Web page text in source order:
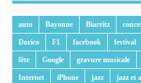
auto Bayonne Biarritz
Dorico F1 facebook festival
fête Google gravure musicale
Internet iPhone jazz jazz et